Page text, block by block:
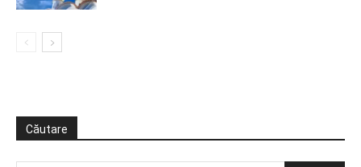
Căutare